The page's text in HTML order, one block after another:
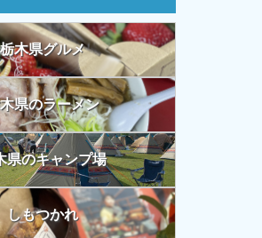
栃木県グルメ
県のラーメン
県のキャンプ場
しもつかれ